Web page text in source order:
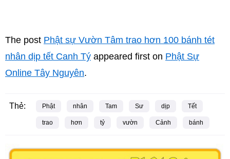
The post Phật sự Vườn Tâm trao hơn 100 bánh tét
nhân dịp tết Canh Tý appeared first on Phật Sự
Online Tây Nguyên.
Thẻ: Phật nhân Tam Sư dịp Tết
trao hơn tỷ vườn Cảnh bánh